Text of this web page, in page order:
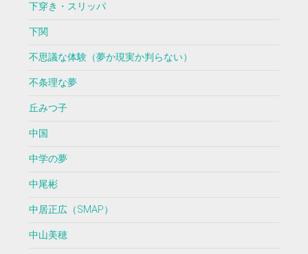
下穿き・スリッパ
下関
不思議な体験（夢か現実か判らない）
不条理な夢
丘みつ子
中国
中学の夢
中尾彬
中居正広（SMAP）
中山美穂